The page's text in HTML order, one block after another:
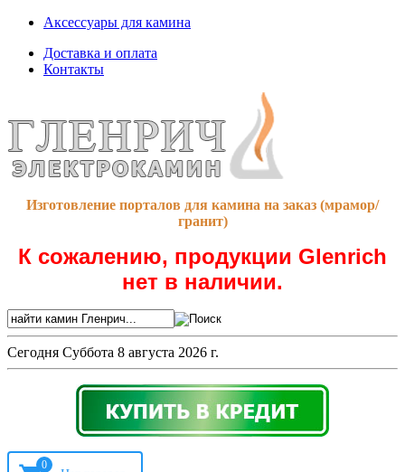
Аксессуары для камина
Доставка и оплата
Контакты
Изготовление порталов для камина на заказ (мрамор/
гранит)
К сожалению, продукции Glenrich
нет в наличии.
Сегодня Суббота 8 августа 2026 г.
0